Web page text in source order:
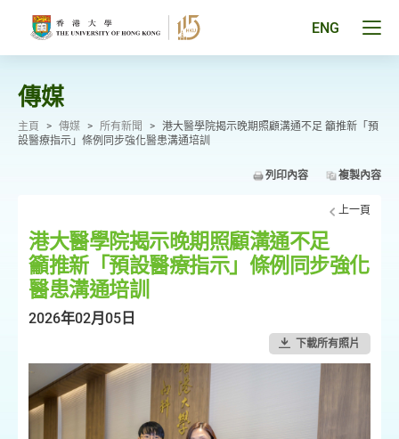
ENG
傳媒
主頁 > 傳媒 > 所有新聞 > 港大醫學院揭示晚期照顧溝通不足 籲推新「預
設醫療指示」條例同步強化醫患溝通培訓
列印內容 複製內容
上一頁
港大醫學院揭示晚期照顧溝通不足
籲推新「預設醫療指示」條例同步強化
醫患溝通培訓
2026年02月05日
下載所有照片